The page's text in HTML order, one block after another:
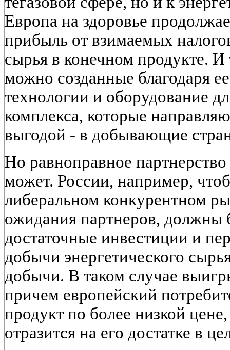
Европа на здоровье
прибыль от взимаемых
сырья в конечном продукте. И
можно созданные благодаря
технологии и оборудование
комплекса, которые
выгодой - в добывающие
Но равноправное
может. России, например,
либеральном конкурентном
ожидания партнеров, должны
достаточные инвестиции и
добычи энергетического
добычи. В таком случае
причем европейский
продукт по более низкой
отразится на его достатке в